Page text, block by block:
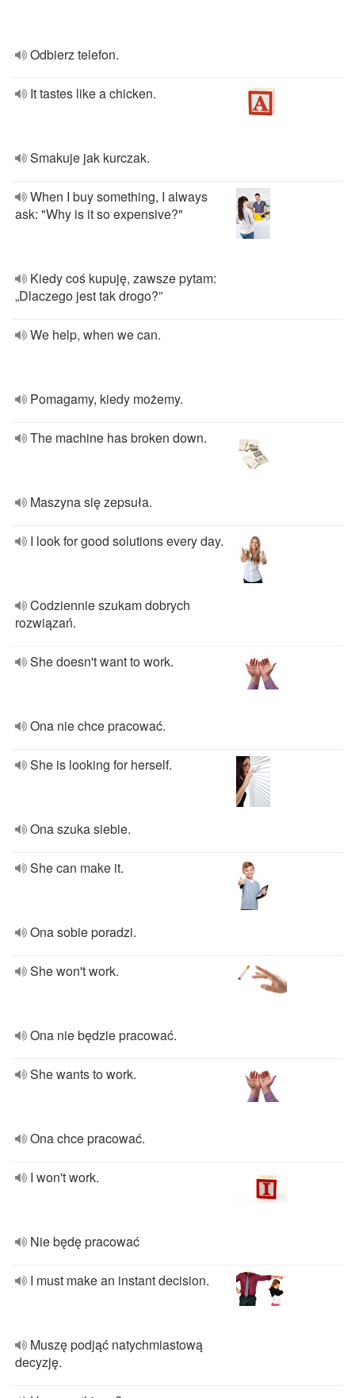
Odbierz telefon.
It tastes like a chicken.
Smakuje jak kurczak.
When I buy something, I always
ask: "Why is it so expensive?"
Kiedy coś kupuję, zawsze pytam:
„Dlaczego jest tak drogo?”
We help, when we can.
Pomagamy, kiedy możemy.
The machine has broken down.
Maszyna się zepsuła.
I look for good solutions every day.
Codziennie szukam dobrych
rozwiązań.
She doesn't want to work.
Ona nie chce pracować.
She is looking for herself.
Ona szuka siebie.
She can make it.
Ona sobie poradzi.
She won't work.
Ona nie będzie pracować.
She wants to work.
Ona chce pracować.
I won't work.
Nie będę pracować
I must make an instant decision.
Muszę podjąć natychmiastową
decyzję.